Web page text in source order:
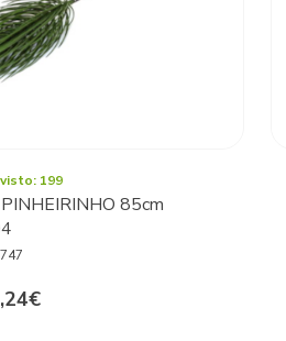
199
85cm